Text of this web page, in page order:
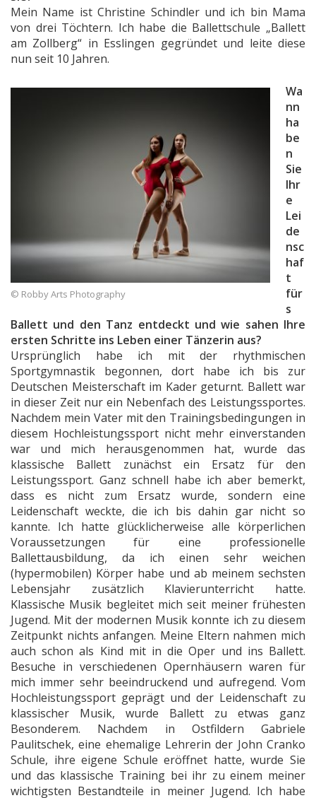
Mein Name ist Christine Schindler und ich bin Mama
von drei Töchtern. Ich habe die Ballettschule „Ballett
am Zollberg“ in Esslingen gegründet und leite diese
nun seit 10 Jahren.
© Robby Arts Photography
Wa
nn
ha
be
n
Sie
Ihr
e
Lei
de
nsc
haf
t
für
s
Ballett und den Tanz entdeckt und wie sahen Ihre
ersten Schritte ins Leben einer Tänzerin aus?
Ursprünglich habe ich mit der rhythmischen
Sportgymnastik begonnen, dort habe ich bis zur
Deutschen Meisterschaft im Kader geturnt. Ballett war
in dieser Zeit nur ein Nebenfach des Leistungssportes.
Nachdem mein Vater mit den Trainingsbedingungen in
diesem Hochleistungssport nicht mehr einverstanden
war und mich herausgenommen hat, wurde das
klassische Ballett zunächst ein Ersatz für den
Leistungssport. Ganz schnell habe ich aber bemerkt,
dass es nicht zum Ersatz wurde, sondern eine
Leidenschaft weckte, die ich bis dahin gar nicht so
kannte. Ich hatte glücklicherweise alle körperlichen
Voraussetzungen für eine professionelle
Ballettausbildung, da ich einen sehr weichen
(hypermobilen) Körper habe und ab meinem sechsten
Lebensjahr zusätzlich Klavierunterricht hatte.
Klassische Musik begleitet mich seit meiner frühesten
Jugend. Mit der modernen Musik konnte ich zu diesem
Zeitpunkt nichts anfangen. Meine Eltern nahmen mich
auch schon als Kind mit in die Oper und ins Ballett.
Besuche in verschiedenen Opernhäusern waren für
mich immer sehr beeindruckend und aufregend. Vom
Hochleistungssport geprägt und der Leidenschaft zu
klassischer Musik, wurde Ballett zu etwas ganz
Besonderem. Nachdem in Ostfildern Gabriele
Paulitschek, eine ehemalige Lehrerin der John Cranko
Schule, ihre eigene Schule eröffnet hatte, wurde Sie
und das klassische Training bei ihr zu einem meiner
wichtigsten Bestandteile in meiner Jugend. Ich habe